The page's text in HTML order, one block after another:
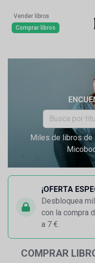
Vender libros
Comprar libros
Miles de libros de
¡OFERTA
Desbloquea
con la compra
a 7 €.
COMPRAR